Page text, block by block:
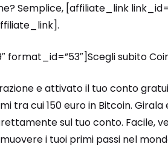
Semplice, [affiliate_link
format_id=”53″]Scegli subito
e attivato il tuo conto
cui 150 euro in Bitcoin. Girala
sul tuo conto. Facile,
i tuoi primi passi nel